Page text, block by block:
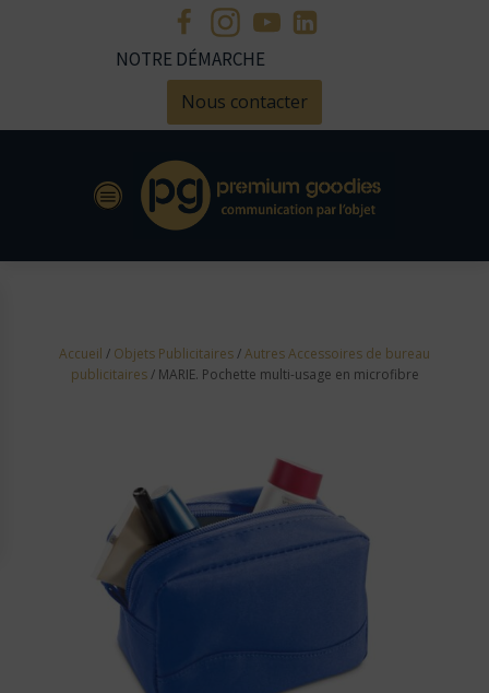
NOTRE DÉMARCHE
Nous contacter
Accueil / Objets Publicitaires/Autres Accessoires de bureau
publicitaires/ MARIE. Pochette multi-usage en microfibre